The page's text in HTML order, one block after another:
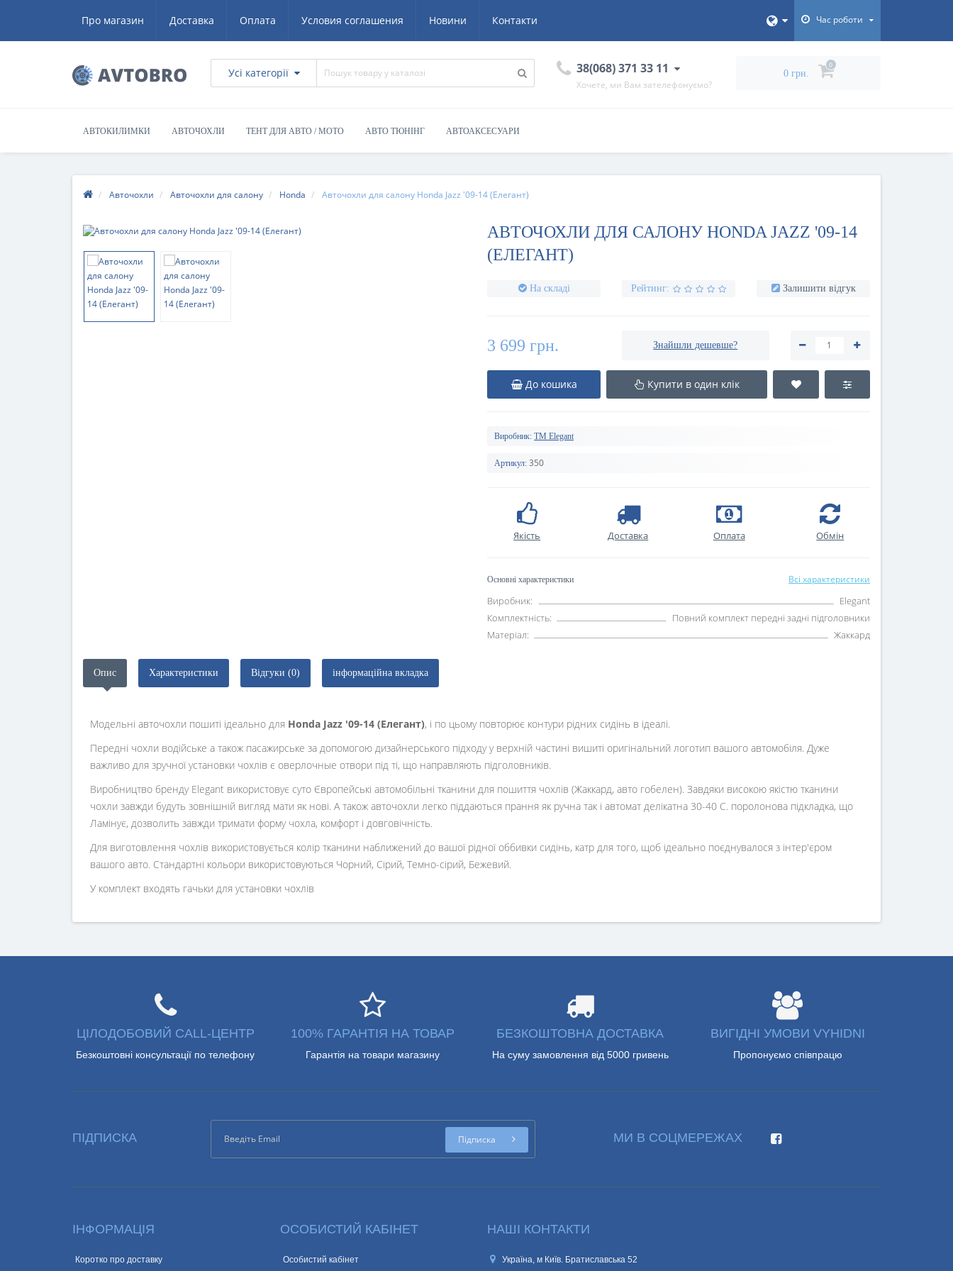
Про магазин Доставка Оплата Условия соглашения Новини Контакти Час роботи
Усі категорії 38(068) 371 33 11
Хочете, ми Вам зателефонуємо?
0 грн.
0
АВТОКИЛИМКИ АВТОЧОХЛИ ТЕНТ ДЛЯ АВТО / МОТО АВТО ТЮНІНГ АВТОАКСЕСУАРИ
Авточохли Авточохли для салону Honda Авточохли для салону Honda Jazz '09-14 (Елегант)
АВТОЧОХЛИ ДЛЯ САЛОНУ HONDA JAZZ '09-14
(ЕЛЕГАНТ)
На складі Рейтинг: Залишити відгук
3 699 грн. Знайшли дешевше?
До кошика Купити в один клік
Виробник: TM Elegant
Артикул: 350
Якість Доставка Оплата Oбмін
Основні характеристики Всі характеристики
Виробник:
Elegant
Комплектність:
Повний комплект передні задні підголовники
Матеріал:
Жаккард
Опис Характеристики Відгуки (0) інформаційна вкладка
Модельні авточохли пошиті ідеально для Honda Jazz '09-14 (Елегант), і по цьому повторює контури рідних сидінь в ідеалі.
Передні чохли водійське а також пасажирське за допомогою дизайнерського підходу у верхній частині вишиті оригінальний логотип вашого автомобіля. Дуже
важливо для зручної установки чохлів є оверлочные отвори під ті, що направляють підголовників.
Виробництво бренду Elegant використовує суто Європейські автомобільні тканини для пошиття чохлів (Жаккард, авто гобелен). Завдяки високою якістю тканини
чохли завжди будуть зовнішній вигляд мати як нові. А також авточохли легко піддаються прання як ручна так і автомат делікатна 30-40 С. поролонова підкладка, що
Ламінує, дозволить завжди тримати форму чохла, комфорт і довговічність.
Для виготовлення чохлів використовується колір тканини наближений до вашої рідної оббивки сидінь, катр для того, щоб ідеально поєднувалося з інтер'єром
вашого авто. Стандартні кольори використовуються Чорний, Сірий, Темно-сірий, Бежевий.
У комплект входять гачьки для установки чохлів
ЦІЛОДОБОВИЙ CALL-ЦЕНТР
Безкоштовні консультації по телефону
100% ГАРАНТІЯ НА ТОВАР
Гарантія на товари магазину
БЕЗКОШТОВНА ДОСТАВКА
На суму замовлення від 5000 гривень
ВИГІДНІ УМОВИ VYHIDNI
Пропонуємо співпрацю
ПІДПИСКА Підписка МИ В СОЦМЕРЕЖАХ
ІНФОРМАЦІЯ
Коротко про доставку
ОСОБИСТИЙ КАБІНЕТ
Особистий кабінет
НАШІ КОНТАКТИ
Україна, м Київ. Братиславська 52